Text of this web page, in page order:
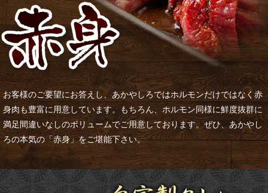
お客様のご要望にお答えし、あかやしろではホルモンだけではなく赤
身肉も豊富に用意しています。もちろん、ホルモン同様に鮮度抜群に
満足間違いなしのボリュームでご用意しております。ぜひ、あかやし
ろの本気の「赤身」をご堪能下さい。